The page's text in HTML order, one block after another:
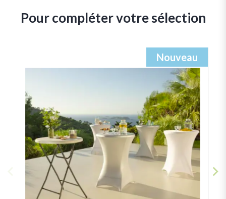
Pour compléter votre sélection
Nouveau